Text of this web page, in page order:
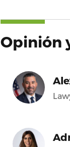
Opinión